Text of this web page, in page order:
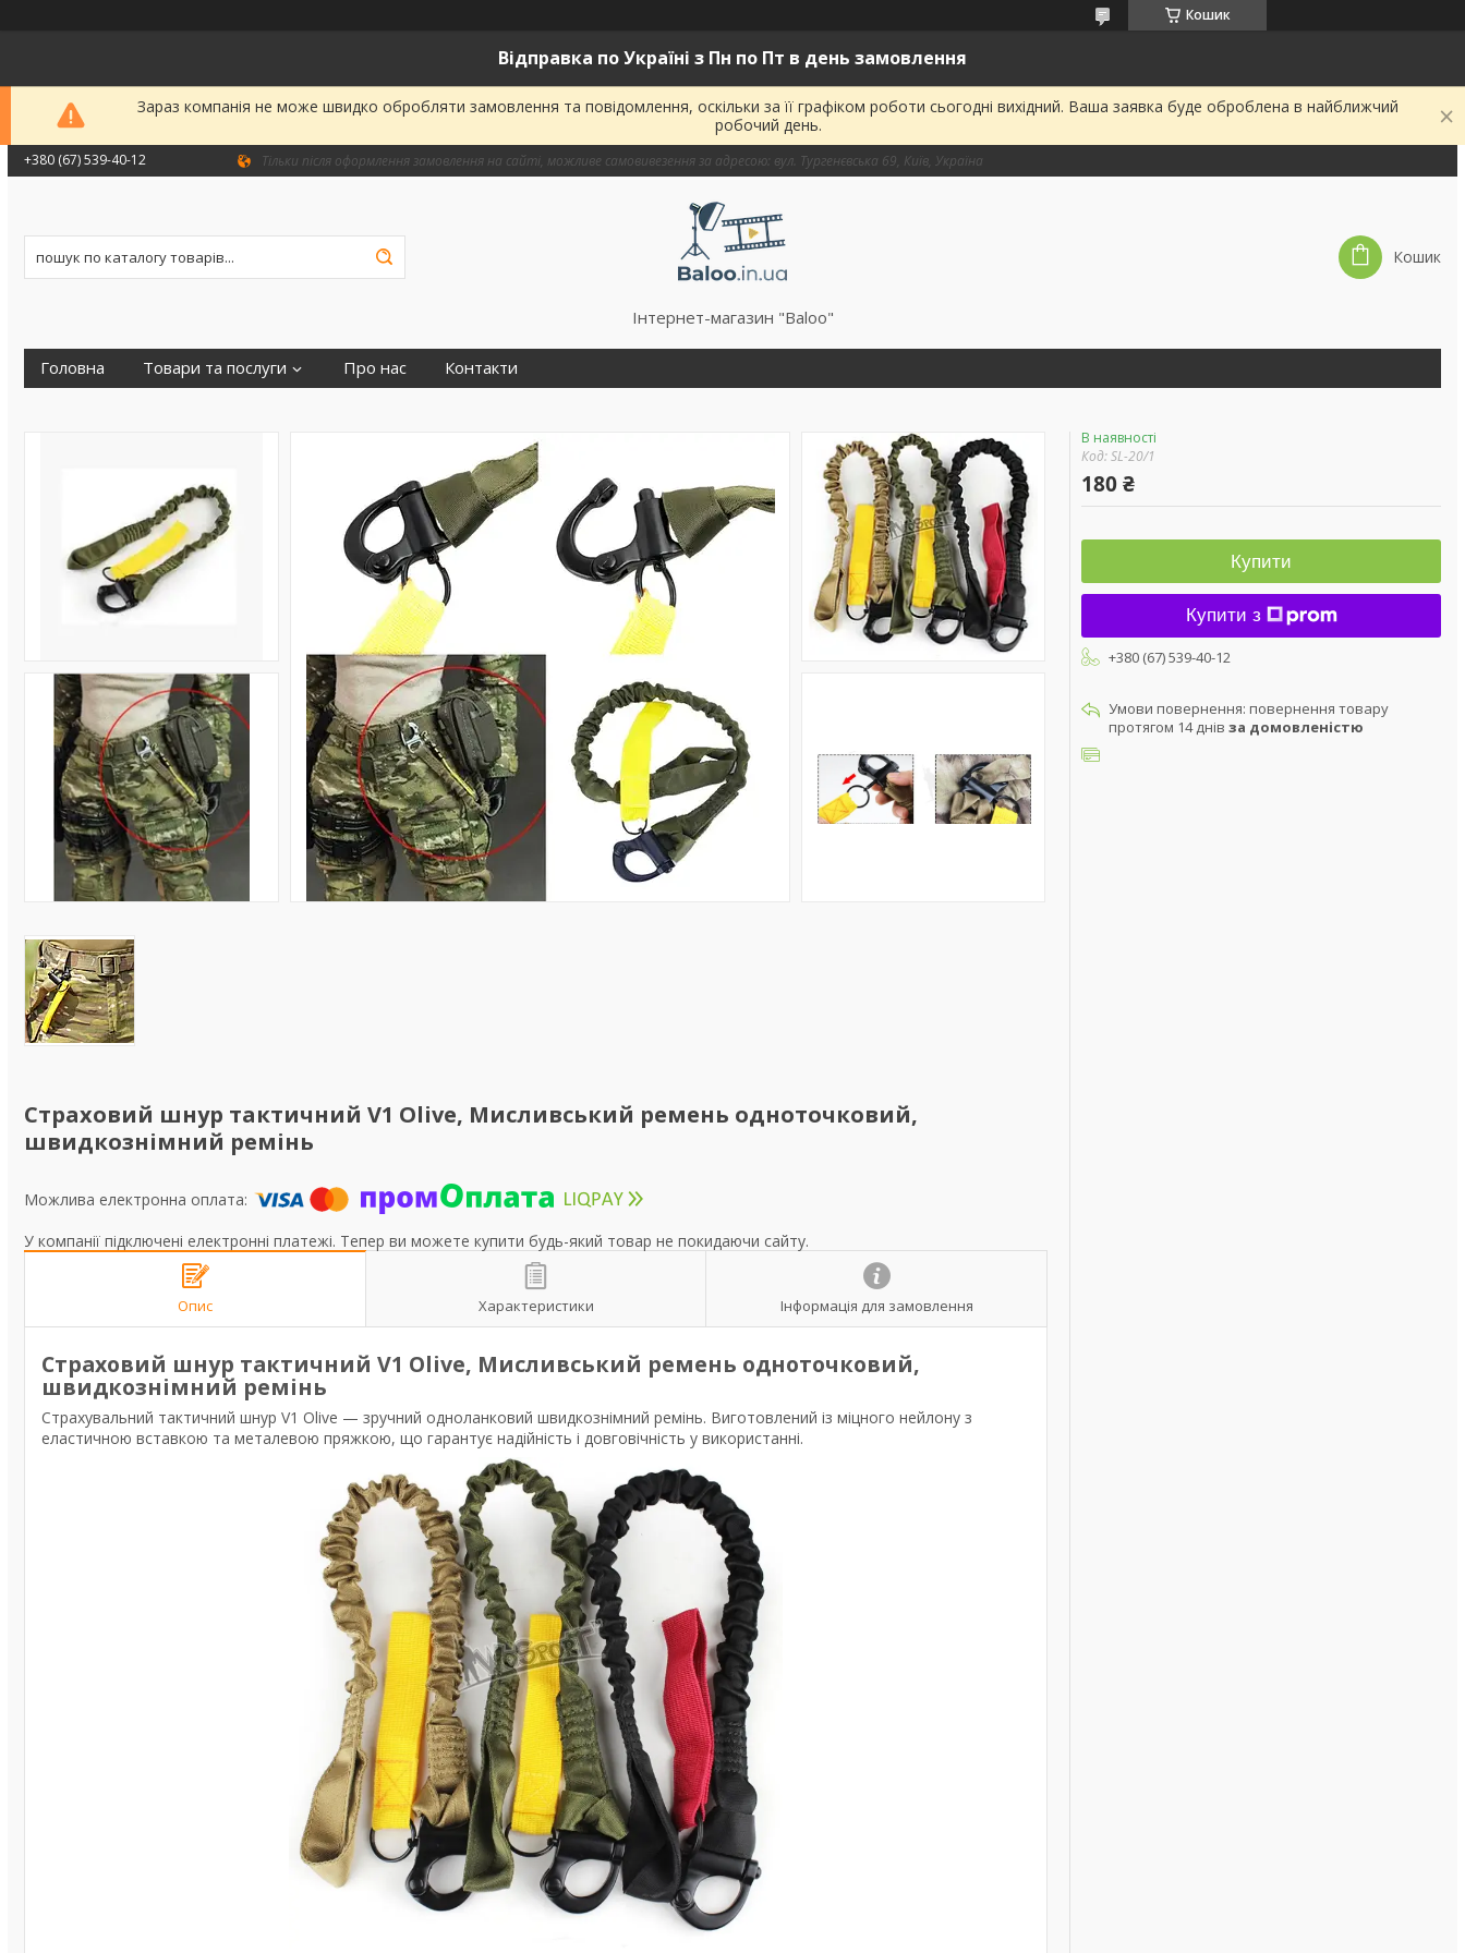
Кошик
Відправка по Україні з Пн по Пт в день замовлення
Зараз компанія не може швидко обробляти замовлення та повідомлення, оскільки за її графіком роботи сьогодні вихідний. Ваша заявка буде оброблена в найближчий
робочий день.
+380 (67) 539-40-12 Тільки після оформлення замовлення на сайті, можливе самовивезення за адресою: вул. Тургенєвська 69, Київ, Україна
Інтернет-магазин "Baloo"
Кошик
Головна Товари та послуги Про нас Контакти
Страховий шнур тактичний V1 Olive, Мисливський ремень одноточковий,
швидкознімний ремінь
У компанії підключені електронні платежі. Тепер ви можете купити будь-який товар не покидаючи сайту.
Опис Характеристики Інформація для замовлення
Страховий шнур тактичний V1 Olive, Мисливський ремень одноточковий,
швидкознімний ремінь
Страхувальний тактичний шнур V1 Olive — зручний одноланковий швидкознімний ремінь. Виготовлений із міцного нейлону з
еластичною вставкою та металевою пряжкою, що гарантує надійність і довговічність у використанні.
В наявності
Код:SL-20/1
180 ₴
Купити
Купити з
+380 (67) 539-40-12
повернення товару
протягом 14 днів за домовленістю